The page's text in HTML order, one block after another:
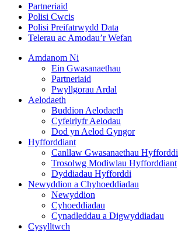
Partneriaid
Polisi Cwcis
Polisi Preifatrwydd Data
Telerau ac Amodau’r Wefan
Amdanom Ni
Ein Gwasanaethau
Partneriaid
Pwyllgorau Ardal
Aelodaeth
Buddion Aelodaeth
Cyfeirlyfr Aelodau
Dod yn Aelod Gyngor
Hyfforddiant
Canllaw Gwasanaethau Hyfforddi
Trosolwg Modiwlau Hyfforddiant
Dyddiadau Hyfforddi
Newyddion a Chyhoeddiadau
Newyddion
Cyhoeddiadau
Cynadleddau a Digwyddiadau
Cysylltwch